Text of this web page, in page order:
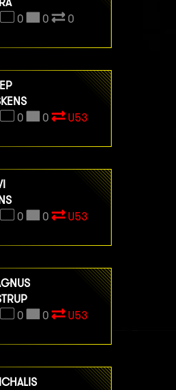
0 0 0
0 0 U53
0 0 U53
0 0 U53